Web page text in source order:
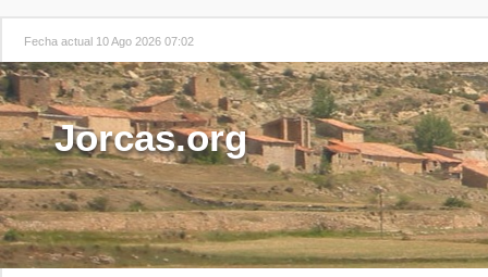
Fecha actual 10 Ago 2026 07:02
Jorcas.org